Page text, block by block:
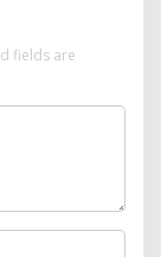
fields are